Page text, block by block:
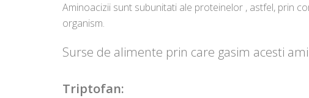
Aminoacizii sunt subunitati ale proteinelor , astfel, prin
organism.
Surse de alimente prin care gasim acesti
Triptofan: